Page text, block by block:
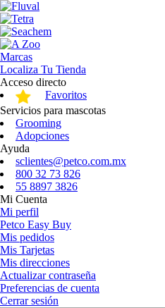
Marcas
Localiza Tu Tienda
Acceso directo
Favoritos
Servicios para mascotas
Grooming
Adopciones
Ayuda
sclientes@petco.com.mx
800 32 73 826
55 8897 3826
Mi Cuenta
Mi perfil
Petco Easy Buy
Mis pedidos
Mis Tarjetas
Mis direcciones
Actualizar contraseña
Preferencias de cuenta
Cerrar sesión